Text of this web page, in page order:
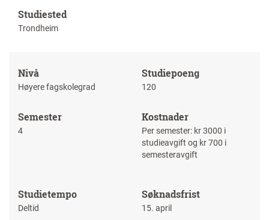
Studiested
Trondheim
Nivå
Høyere fagskolegrad
Studiepoeng
120
Semester
4
Kostnader
Per semester: kr 3000 i
studieavgift og kr 700 i
semesteravgift
Studietempo
Deltid
Søknadsfrist
15. april